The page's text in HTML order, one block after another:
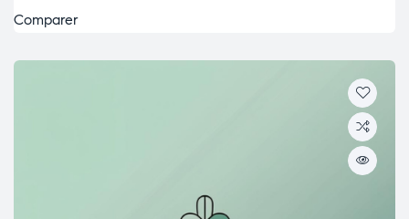
Comparer